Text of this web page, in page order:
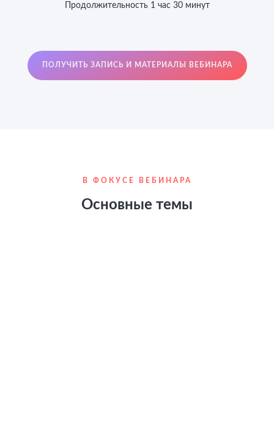
Продолжительность 1 час 30 минут
ПОЛУЧИТЬ ЗАПИСЬ И МАТЕРИАЛЫ ВЕБИНАРА
В ФОКУСЕ ВЕБИНАРА
Основные темы